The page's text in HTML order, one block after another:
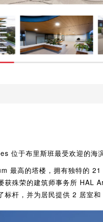
位于布里斯班最受欢迎的海
最高的塔楼，拥有独特的
获殊荣的建筑师事务所
标杆，并为居民提供 2 居室和